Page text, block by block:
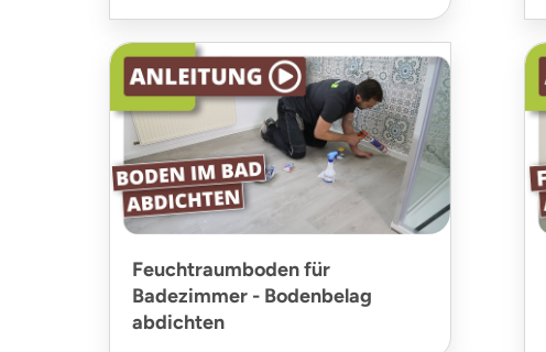
Feuchtraumboden für
Badezimmer - Bodenbelag
abdichten